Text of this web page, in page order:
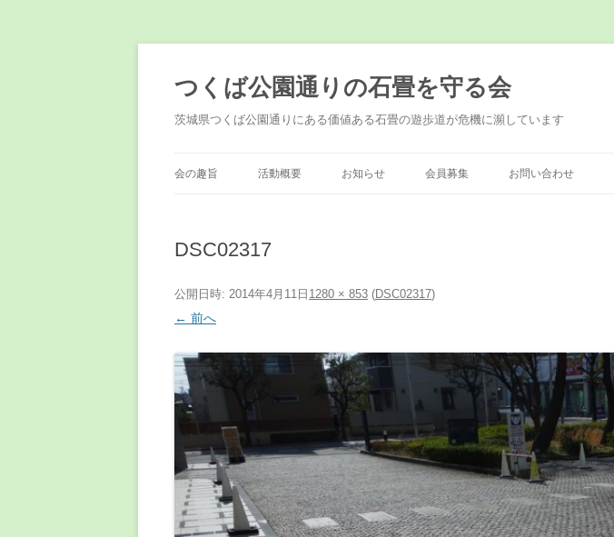
ン
ツ
へ
ス
つくば公園通りの石畳を守る会
茨城県つくば公園通りにある価値ある石畳の遊歩道が危機に瀕しています
会の趣旨 活動概要 お知らせ 会員募集 お問い合わせ
DSC02317
公開日時: 2014年4月11日 1280 × 853 (DSC02317)
← 前へ